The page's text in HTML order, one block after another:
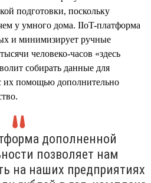
подготовки, поскольку
у умного дома. IIoT-платформа
и минимизирует ручные
человеко-часов «здесь
собирать данные для
их помощью дополнительно
дополненной
позволяет нам
на наших предприятиях